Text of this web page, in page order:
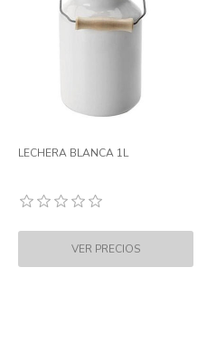
LECHERA BLANCA 1L